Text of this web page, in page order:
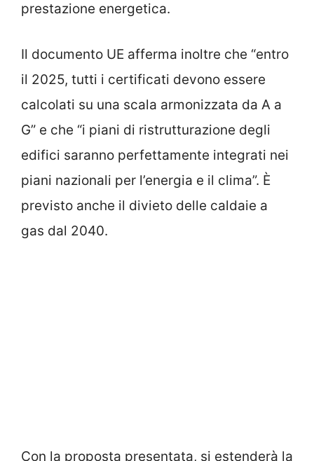
prestazione energetica.
Il documento UE afferma inoltre che “entro
il 2025, tutti i certificati devono essere
calcolati su una scala armonizzata da A a
G” e che “i piani di ristrutturazione degli
edifici saranno perfettamente integrati nei
piani nazionali per l’energia e il clima”. È
previsto anche il divieto delle caldaie a
gas dal 2040.
Con la proposta presentata, si estenderà la